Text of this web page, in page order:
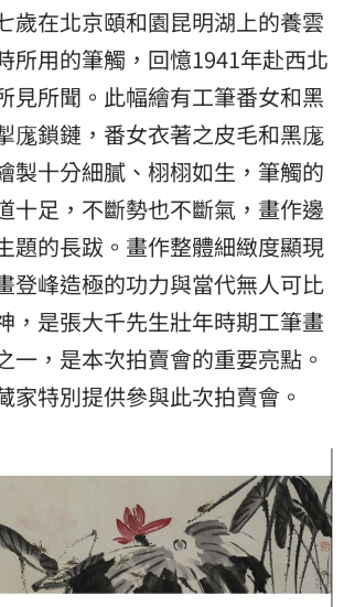
歲在北京頤和園昆明湖上的養雲
所用的筆觸，回憶1941年赴西北
見所聞。此幅繪有工筆番女和黑
庬鎖鏈，番女衣著之皮毛和黑庬
製十分細膩、栩栩如生，筆觸的
十足，不斷勢也不斷氣，畫作邊
題的長跋。畫作整體細緻度顯現
登峰造極的功力與當代無人可比
，是張大千先生壯年時期工筆畫
一，是本次拍賣會的重要亮點。
家特別提供參與此次拍賣會。